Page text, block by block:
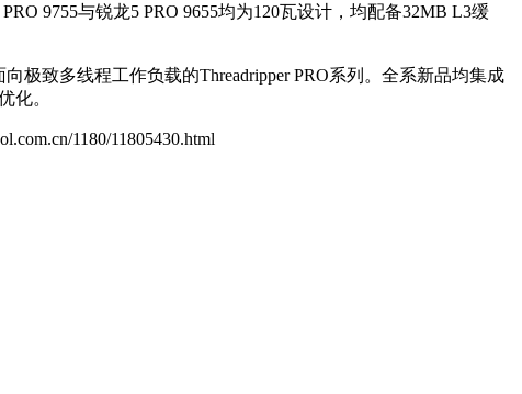
9755与锐龙5 PRO 9655均为120瓦设计，均配备32MB L3缓
极致多线程工作负载的Threadripper PRO系列。全系新品均集成
化。
1180/11805430.html